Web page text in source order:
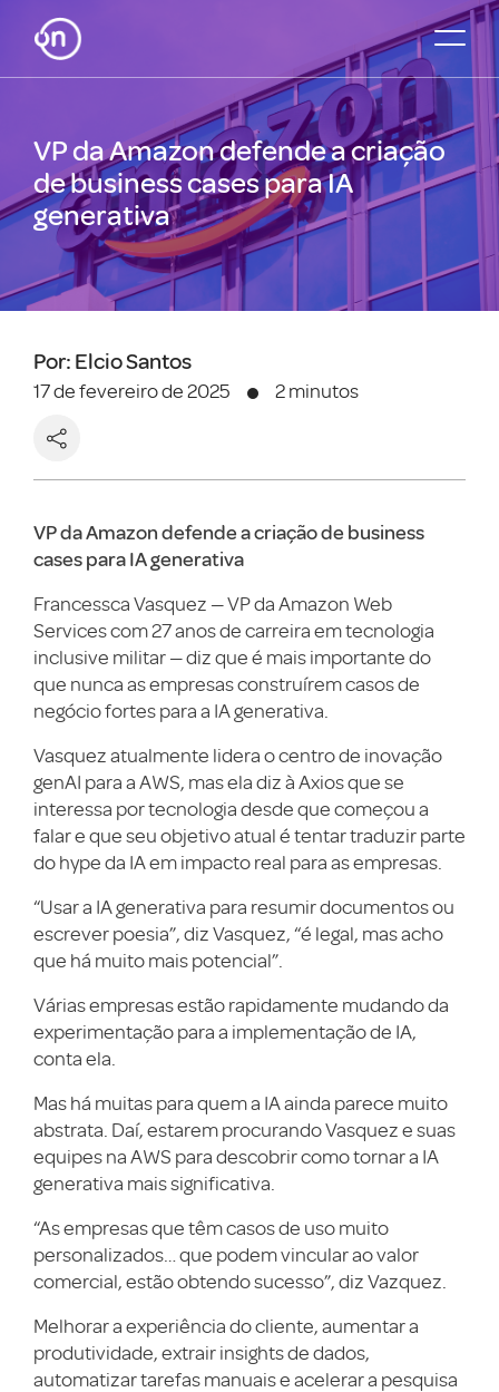
VP da Amazon defende a criação
de business cases para IA
generativa
Por: Elcio Santos
17 de fevereiro de 2025 2 minutos
VP da Amazon defende a criação de business
cases para IA generativa
Francessca Vasquez — VP da Amazon Web
Services com 27 anos de carreira em tecnologia
inclusive militar — diz que é mais importante do
que nunca as empresas construírem casos de
negócio fortes para a IA generativa.
Vasquez atualmente lidera o centro de inovação
genAI para a AWS, mas ela diz à Axios que se
interessa por tecnologia desde que começou a
falar e que seu objetivo atual é tentar traduzir parte
do hype da IA em impacto real para as empresas.
“Usar a IA generativa para resumir documentos ou
escrever poesia”, diz Vasquez, “é legal, mas acho
que há muito mais potencial”.
Várias empresas estão rapidamente mudando da
experimentação para a implementação de IA,
conta ela.
Mas há muitas para quem a IA ainda parece muito
abstrata. Daí, estarem procurando Vasquez e suas
equipes na AWS para descobrir como tornar a IA
generativa mais significativa.
“As empresas que têm casos de uso muito
personalizados… que podem vincular ao valor
comercial, estão obtendo sucesso”, diz Vazquez.
Melhorar a experiência do cliente, aumentar a
produtividade, extrair insights de dados,
automatizar tarefas manuais e acelerar a pesquisa